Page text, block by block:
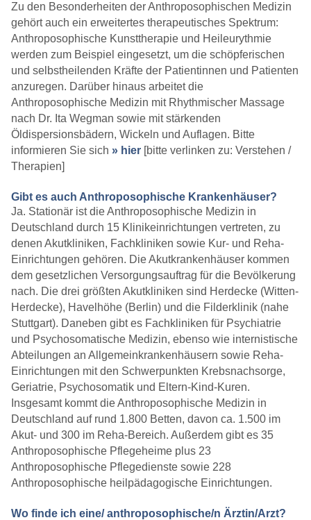
Zu den Besonderheiten der Anthroposophischen Medizin
gehört auch ein erweitertes therapeutisches Spektrum:
Anthroposophische Kunsttherapie und Heileurythmie
werden zum Beispiel eingesetzt, um die schöpferischen
und selbstheilenden Kräfte der Patientinnen und Patienten
anzuregen. Darüber hinaus arbeitet die
Anthroposophische Medizin mit Rhythmischer Massage
nach Dr. Ita Wegman sowie mit stärkenden
Öldispersionsbädern, Wickeln und Auflagen. Bitte
informieren Sie sich » hier[bitte verlinken zu: Verstehen /
Therapien]
Gibt es auch Anthroposophische Krankenhäuser?
Ja. Stationär ist die Anthroposophische Medizin in
Deutschland durch 15 Klinikeinrichtungen vertreten, zu
denen Akutkliniken, Fachkliniken sowie Kur- und Reha-
Einrichtungen gehören. Die Akutkrankenhäuser kommen
dem gesetzlichen Versorgungsauftrag für die Bevölkerung
nach. Die drei größten Akutkliniken sind Herdecke (Witten-
Herdecke), Havelhöhe (Berlin) und die Filderklinik (nahe
Stuttgart). Daneben gibt es Fachkliniken für Psychiatrie
und Psychosomatische Medizin, ebenso wie internistische
Abteilungen an Allgemeinkrankenhäusern sowie Reha-
Einrichtungen mit den Schwerpunkten Krebsnachsorge,
Geriatrie, Psychosomatik und Eltern-Kind-Kuren.
Insgesamt kommt die Anthroposophische Medizin in
Deutschland auf rund 1.800 Betten, davon ca. 1.500 im
Akut- und 300 im Reha-Bereich. Außerdem gibt es 35
Anthroposophische Pflegeheime plus 23
Anthroposophische Pflegedienste sowie 228
Anthroposophische heilpädagogische Einrichtungen.
Wo finde ich eine/ anthroposophische/n Ärztin/Arzt?
» Carola Adam-Roettig,
Heileurythmistin